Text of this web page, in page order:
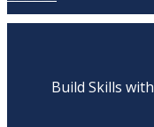
Build Skills with